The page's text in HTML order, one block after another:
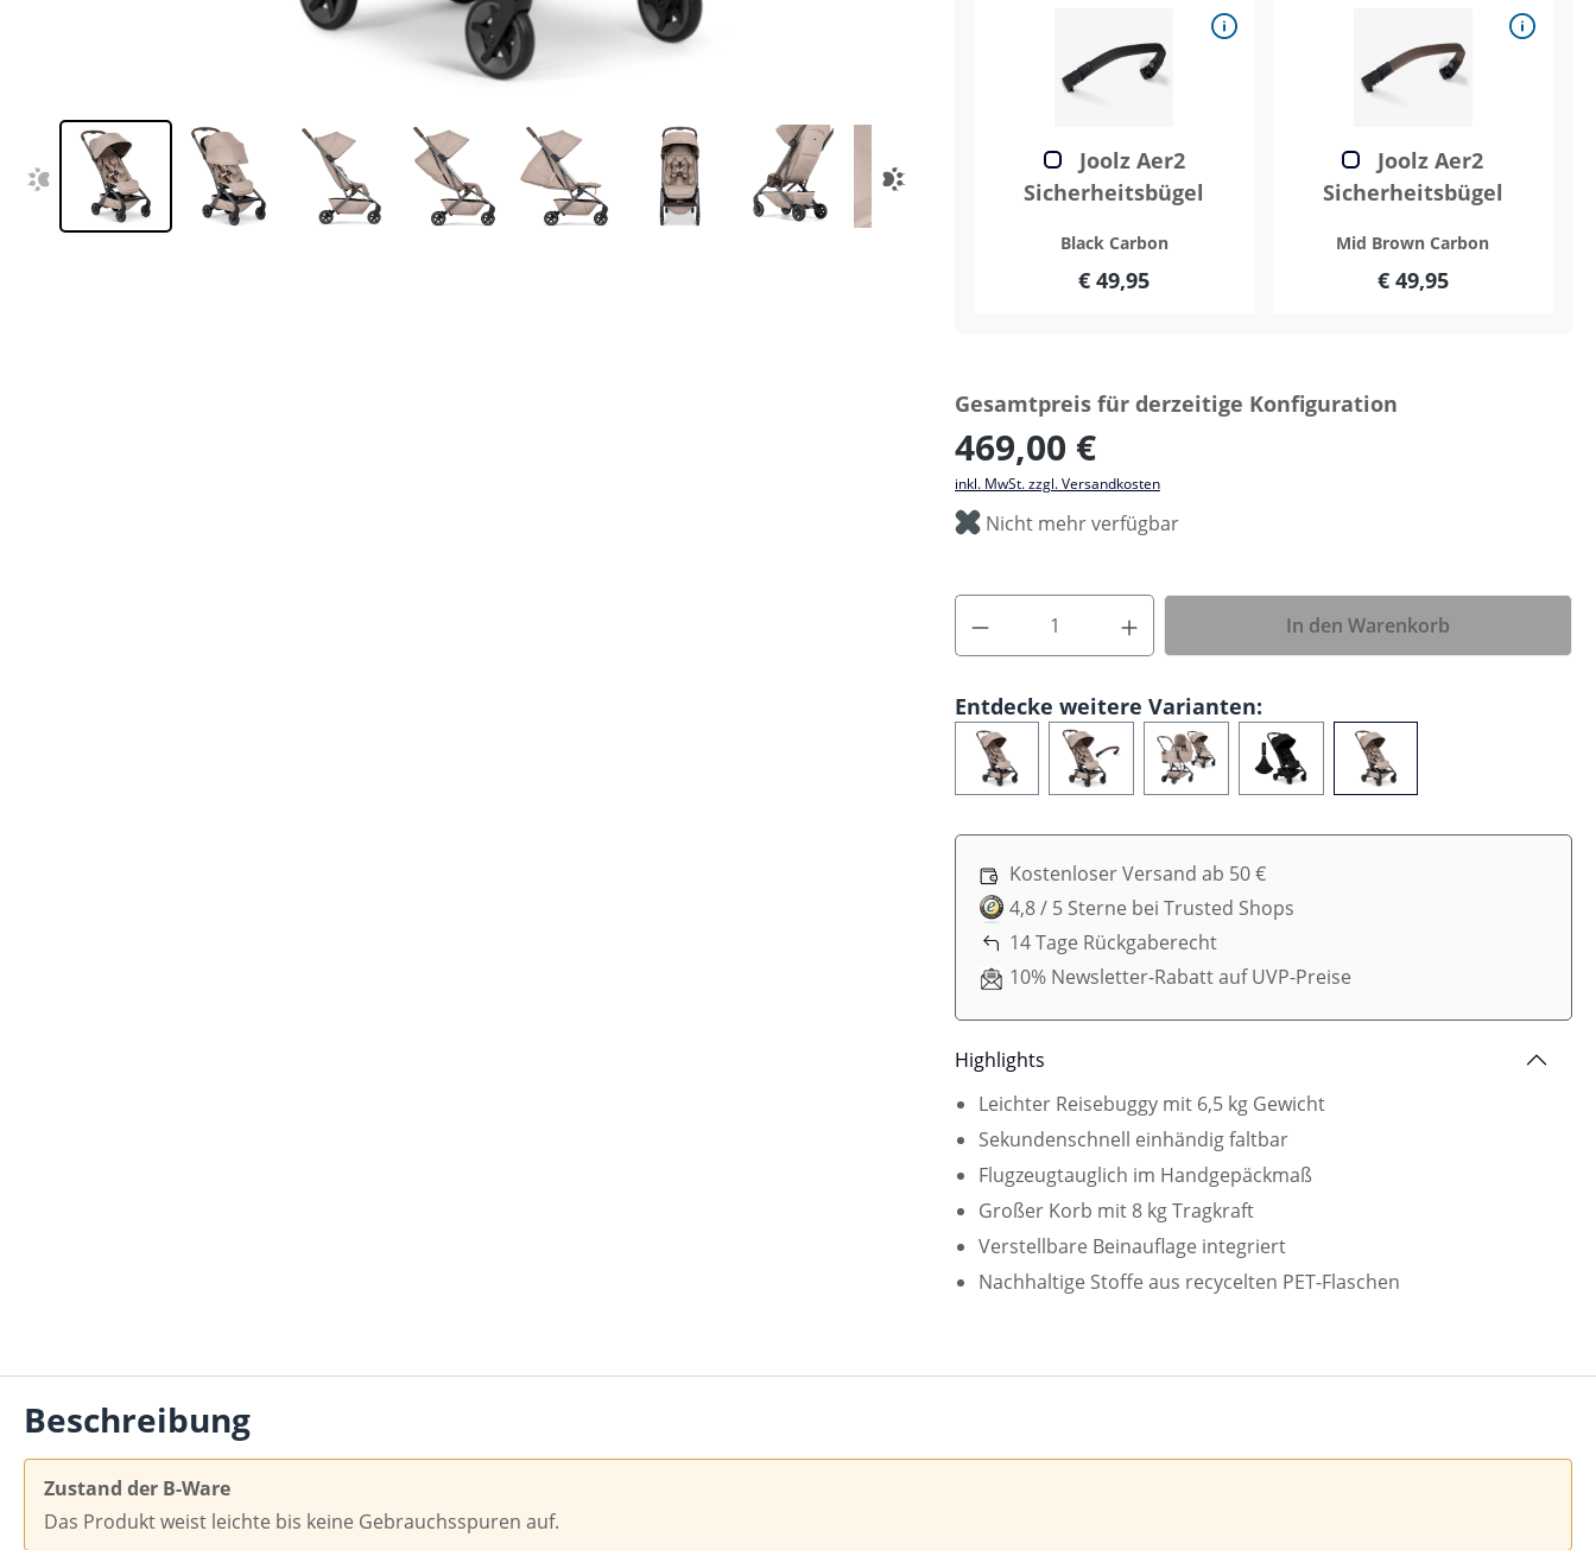
Joolz Aer2
Sicherheitsbügel
Black Carbon
€ 49,95
Joolz Aer2
Sicherheitsbügel
Mid Brown Carbon
€ 49,95
Gesamtpreis für derzeitige Konfiguration
469,00 €
inkl. MwSt. zzgl. Versandkosten
Nicht mehr verfügbar
In den Warenkorb
Entdecke weitere Varianten:
Kostenloser Versand ab 50 €
4,8 / 5 Sterne bei Trusted Shops
14 Tage Rückgaberecht
10% Newsletter-Rabatt auf UVP-Preise
Highlights
Leichter Reisebuggy mit 6,5 kg Gewicht
Sekundenschnell einhändig faltbar
Flugzeugtauglich im Handgepäckmaß
Großer Korb mit 8 kg Tragkraft
Verstellbare Beinauflage integriert
Nachhaltige Stoffe aus recycelten PET-Flaschen
Beschreibung
Zustand der B-Ware
Das Produkt weist leichte bis keine Gebrauchsspuren auf.